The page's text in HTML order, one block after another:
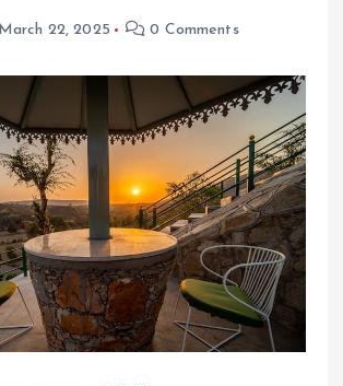
March 22, 2025 0 Comments